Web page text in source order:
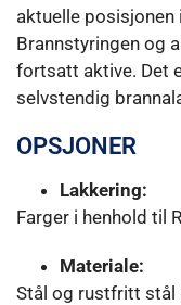
aktuelle
Brannstyringen og
fortsatt aktive. Det
selvstendig
OPSJONER
Lakkering:
Farger i henhold til
Materiale:
Stål og rustfritt stål